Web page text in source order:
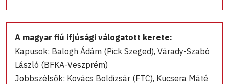
A magyar fiú ifjúsági válogatott kerete:
Kapusok: Balogh Ádám (Pick Szeged), Várady-Szabó
László (BFKA-Veszprém)
Jobbszélsők: Kovács Boldizsár (FTC), Kucsera Máté